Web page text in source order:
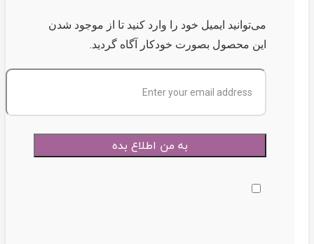
می‌توانید ایمیل خود را وارد کنید تا از موجود شدن
این محصول بصورت خودکار آگاه گردید.